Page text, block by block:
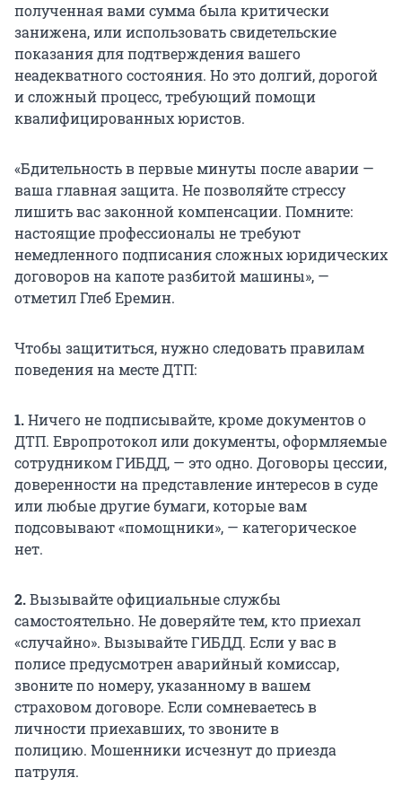
полученная вами сумма была критически
занижена, или использовать свидетельские
показания для подтверждения вашего
неадекватного состояния. Но это долгий, дорогой
и сложный процесс, требующий помощи
квалифицированных юристов.
«Бдительность в первые минуты после аварии —
ваша главная защита. Не позволяйте стрессу
лишить вас законной компенсации. Помните:
настоящие профессионалы не требуют
немедленного подписания сложных юридических
договоров на капоте разбитой машины», —
отметил Глеб Еремин.
Чтобы защититься, нужно следовать правилам
поведения на месте ДТП:
1.Ничего не подписывайте, кроме документов о
ДТП. Европротокол или документы, оформляемые
сотрудником ГИБДД, — это одно. Договоры цессии,
доверенности на представление интересов в суде
или любые другие бумаги, которые вам
подсовывают «помощники», — категорическое
нет.
2.Вызывайте официальные службы
самостоятельно. Не доверяйте тем, кто приехал
«случайно». Вызывайте ГИБДД. Если у вас в
полисе предусмотрен аварийный комиссар,
звоните по номеру, указанному в вашем
страховом договоре. Если сомневаетесь в
личности приехавших, то звоните в
полицию. Мошенники исчезнут до приезда
патруля.